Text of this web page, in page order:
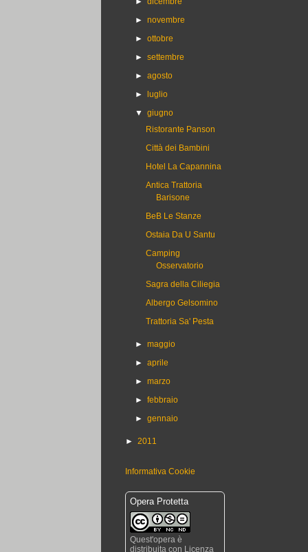
►novembre
►ottobre
►settembre
►agosto
►
luglio
▼giugno
Ristorante Panson
Città dei Bambini
Hotel La Capannina
Antica Trattoria
Barisone
BeB Le Stanze
Ostaia Da U Santu
Camping
Osservatorio
Sagra della Ciliegia
Albergo Gelsomino
Trattoria Sa' Pesta
►maggio
►aprile
►marzo
►febbraio
►gennaio
► 2011
Informativa Cookie
Opera Protetta
Quest'opera è
distribuita con Licenza